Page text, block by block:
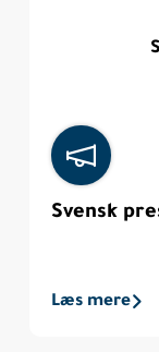
Svensk
Læs mere